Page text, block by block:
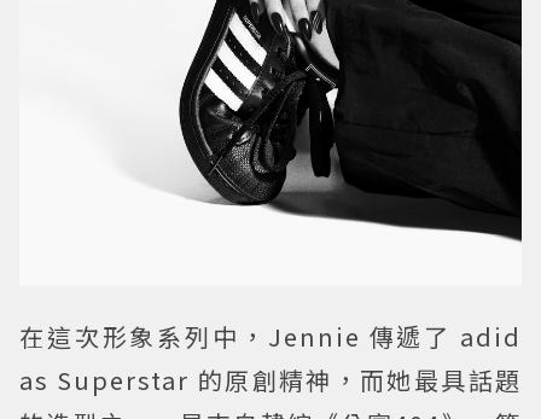
在這次形象系列中，Jennie 傳遞了 adid
as Superstar 的原創精神，而她最具話題